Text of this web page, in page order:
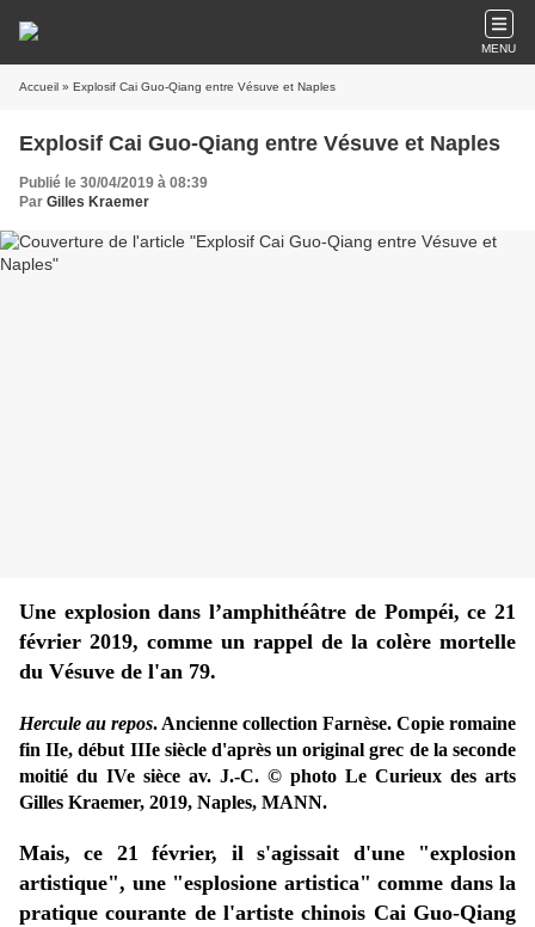
MENU
Accueil » Explosif Cai Guo-Qiang entre Vésuve et Naples
Explosif Cai Guo-Qiang entre Vésuve et Naples
Publié le 30/04/2019 à 08:39
Par Gilles Kraemer
Une explosion dans l’amphithéâtre de Pompéi, ce 21
février 2019, comme un rappel de la colère mortelle
du Vésuve de l'an 79.
Hercule au repos. Ancienne collection Farnèse. Copie romaine
fin IIe, début IIIe siècle d'après un original grec de la seconde
moitié du IVe sièce av. J.-C. © photo Le Curieux des arts
Gilles Kraemer, 2019, Naples, MANN.
Mais, ce 21 février, il s'agissait d'une "explosion
artistique", une "esplosione artistica" comme dans la
pratique courante de l'artiste chinois Cai Guo-Qiang